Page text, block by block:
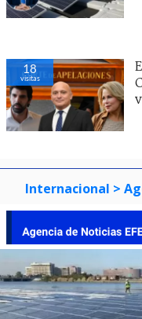
18
visitas
Internacional >